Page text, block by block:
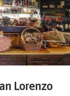
Lorenzo